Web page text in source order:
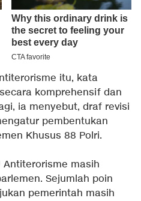
itu, kata
komprehensif dan
ia menyebut, draf revisi
pembentukan
Khusus 88 Polri.
Antiterorisme masih
Sejumlah poin
pemerintah masih